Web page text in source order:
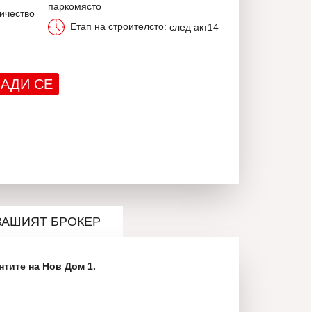
паркомясто
Етап на строителсто: след акт14
СЕ
БРОКЕР
на Нов Дом 1.